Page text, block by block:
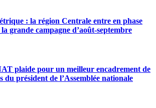
: la région Centrale entre en phase
grande campagne d’août-septembre
plaide pour un meilleur encadrement de
du président de l’Assemblée nationale